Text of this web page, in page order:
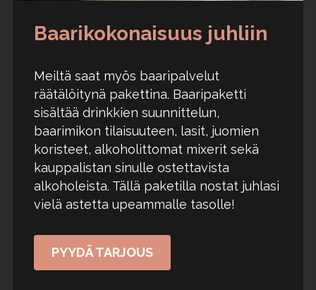
Baarikokonaisuus juhliin
Meiltä saat myös baaripalvelut
räätälöitynä pakettina. Baaripaketti
sisältää drinkkien suunnittelun,
baarimikon tilaisuuteen, lasit, juomien
koristeet, alkoholittomat mixerit sekä
kauppalistan sinulle ostettavista
alkoholeista. Tällä paketilla nostat juhlasi
vielä astetta upeammalle tasolle!
PYYDÄ TARJOUS